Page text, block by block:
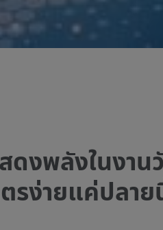
ดงพลังในงา
ตรง่ายแค่ปลา